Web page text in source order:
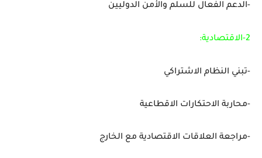
-الدعم الفعال للسلم والأمن الدوليين
2-الاقتصادية:
-تبني النظام الاشتراكي
-محاربة الاحتكارات الاقطاعية
-مراجعة العلاقات الاقتصادية مع الخارج